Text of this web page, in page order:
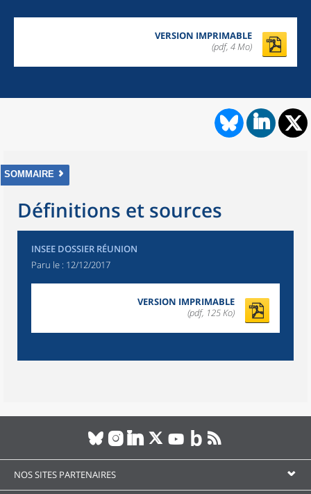
VERSION IMPRIMABLE
(pdf, 4 Mo)
SOMMAIRE
Définitions et sources
INSEE DOSSIER RÉUNION
Paru le : 12/12/2017
VERSION IMPRIMABLE
(pdf, 125 Ko)
NOS SITES PARTENAIRES